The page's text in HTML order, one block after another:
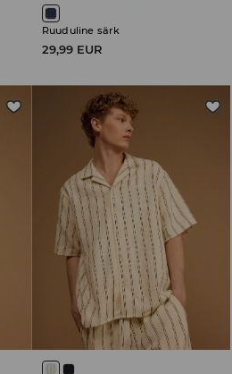
Ruuduline särk
29,99 EUR